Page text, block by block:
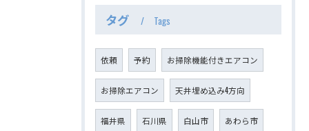
タグ Tags
依頼 予約 お掃除機能付きエアコン
お掃除エアコン 天井埋め込み4方向
福井県 石川県 白山市 あわら市